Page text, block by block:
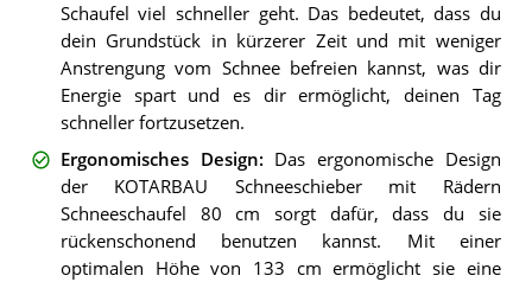
Schaufel viel schneller geht. Das bedeutet, dass du
dein Grundstück in kürzerer Zeit und mit weniger
Anstrengung vom Schnee befreien kannst, was dir
Energie spart und es dir ermöglicht, deinen Tag
schneller fortzusetzen.
Ergonomisches Design: Das ergonomische Design
der KOTARBAU Schneeschieber mit Rädern
Schneeschaufel 80 cm sorgt dafür, dass du sie
rückenschonend benutzen kannst. Mit einer
optimalen Höhe von 133 cm ermöglicht sie eine